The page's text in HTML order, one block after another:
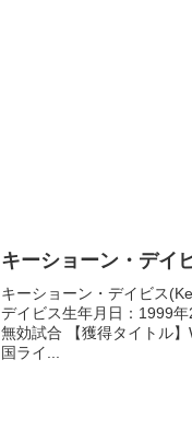
キーショーン・デイ
キーショーン・デイビス
デイビス生年月日：1999
無効試合 【獲得タイトル
国ライ...